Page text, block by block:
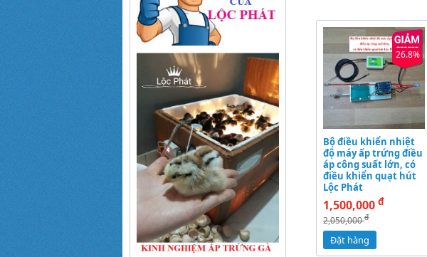
26.8%
Bộ điều khiển nhiệt
độ máy ấp trứng điều
áp công suất lớn, có
điều khiển quạt hút
Lộc Phát
1,500,000 đ
2,050,000đ
Đặt hàng